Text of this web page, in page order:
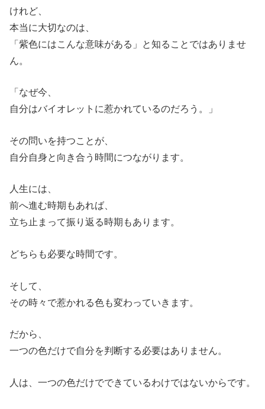
けれど、
本当に大切なのは、
「紫色にはこんな意味がある」と知ることではありませ
ん。
「なぜ今、
自分はバイオレットに惹かれているのだろう。」
その問いを持つことが、
自分自身と向き合う時間につながります。
人生には、
前へ進む時期もあれば、
立ち止まって振り返る時期もあります。
どちらも必要な時間です。
そして、
その時々で惹かれる色も変わっていきます。
だから、
一つの色だけで自分を判断する必要はありません。
人は、一つの色だけでできているわけではないからです。